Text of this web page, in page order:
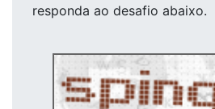
responda ao desafio abaixo.